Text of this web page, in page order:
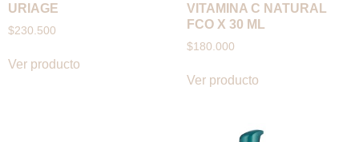
URIAGE
$230.500
Ver producto
VITAMINA C NATURAL
FCO X 30 ML
$180.000
Ver producto